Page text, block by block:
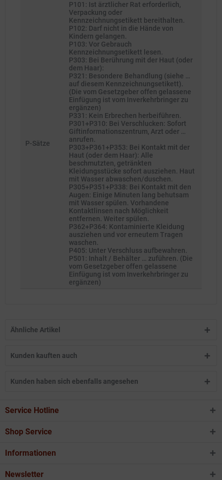
P-Sätze
P101: Ist ärztlicher Rat erforderlich,
Verpackung oder
Kennzeichnungsetikett bereithalten.
P102: Darf nicht in die Hände von
Kindern gelangen.
P103: Vor Gebrauch
Kennzeichnungsetikett lesen.
P303: Bei Berührung mit der Haut (oder
dem Haar):
P321: Besondere Behandlung (siehe …
auf diesem Kennzeichnungsetikett).
(Die vom Gesetzgeber offen gelassene
Einfügung ist vom Inverkehrbringer zu
ergänzen)
P331: Kein Erbrechen herbeiführen.
P301+P310: Bei Verschlucken: Sofort
Giftinformationszentrum, Arzt oder …
anrufen.
P303+P361+P353: Bei Kontakt mit der
Haut (oder dem Haar): Alle
beschmutzten, getränkten
Kleidungsstücke sofort ausziehen. Haut
mit Wasser abwaschen/duschen.
P305+P351+P338: Bei Kontakt mit den
Augen: Einige Minuten lang behutsam
mit Wasser spülen. Vorhandene
Kontaktlinsen nach Möglichkeit
entfernen. Weiter spülen.
P362+P364: Kontaminierte Kleidung
ausziehen und vor erneutem Tragen
waschen.
P405: Unter Verschluss aufbewahren.
P501: Inhalt / Behälter … zuführen. (Die
vom Gesetzgeber offen gelassene
Einfügung ist vom Inverkehrbringer zu
ergänzen)
Ähnliche Artikel
Kunden kauften auch
Kunden haben sich ebenfalls angesehen
Service Hotline
Shop Service
Informationen
Newsletter